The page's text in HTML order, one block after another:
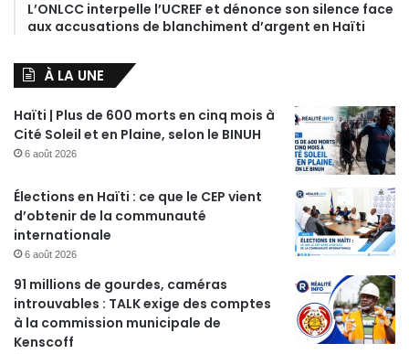
L’ONLCC interpelle l’UCREF et dénonce son silence face
aux accusations de blanchiment d’argent en Haïti
À LA UNE
Haïti | Plus de 600 morts en cinq mois à
Cité Soleil et en Plaine, selon le BINUH
6 août 2026
Élections en Haïti : ce que le CEP vient
d’obtenir de la communauté
internationale
6 août 2026
91 millions de gourdes, caméras
introuvables : TALK exige des comptes
à la commission municipale de
Kenscoff